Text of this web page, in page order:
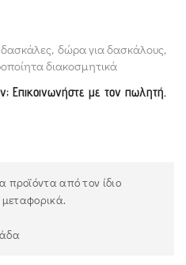
, δώρα για δασκάλους,
διακοσμητικά
Επικοινωνήστε με τον πωλητή.
προϊόντα από τον ίδιο
μεταφορικά.